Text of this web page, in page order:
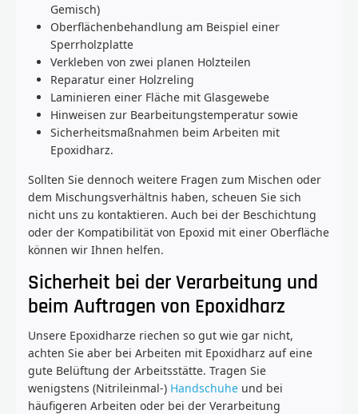
Gemisch)
Oberflächenbehandlung am Beispiel einer
Sperrholzplatte
Verkleben von zwei planen Holzteilen
Reparatur einer Holzreling
Laminieren einer Fläche mit Glasgewebe
Hinweisen zur Bearbeitungstemperatur sowie
Sicherheitsmaßnahmen beim Arbeiten mit
Epoxidharz.
Sollten Sie dennoch weitere Fragen zum Mischen oder
dem Mischungsverhältnis haben, scheuen Sie sich
nicht uns zu kontaktieren. Auch bei der Beschichtung
oder der Kompatibilität von Epoxid mit einer Oberfläche
können wir Ihnen helfen.
Sicherheit bei der Verarbeitung und
beim Auftragen von Epoxidharz
Unsere Epoxidharze riechen so gut wie gar nicht,
achten Sie aber bei Arbeiten mit Epoxidharz auf eine
gute Belüftung der Arbeitsstätte. Tragen Sie
wenigstens (Nitrileinmal-) Handschuhe und bei
häufigeren Arbeiten oder bei der Verarbeitung